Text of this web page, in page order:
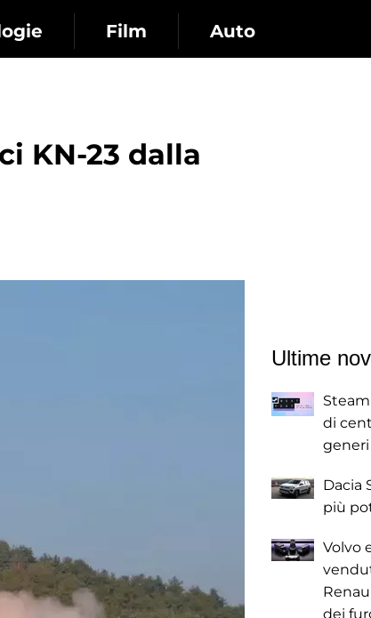
Film Auto
KN-23 dalla
Ultime
di
Dacia
più
Volvo
dei